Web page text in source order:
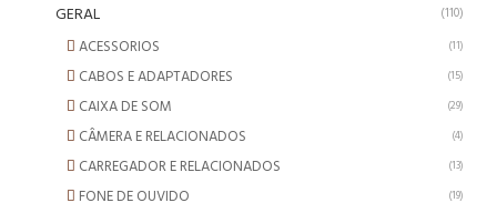
GERAL (110)
ACESSORIOS (11)
CABOS E ADAPTADORES (15)
CAIXA DE SOM (29)
CÂMERA E RELACIONADOS (4)
CARREGADOR E RELACIONADOS (13)
FONE DE OUVIDO (19)